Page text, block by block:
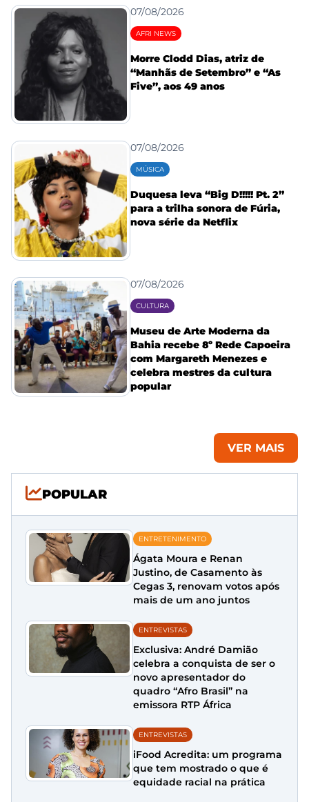
07/08/2026
AFRI NEWS
Morre Clodd Dias, atriz de
“Manhãs de Setembro” e “As
Five”, aos 49 anos
07/08/2026
MÚSICA
Duquesa leva “Big D!!!!! Pt. 2”
para a trilha sonora de Fúria,
nova série da Netflix
07/08/2026
CULTURA
Museu de Arte Moderna da
Bahia recebe 8º Rede Capoeira
com Margareth Menezes e
celebra mestres da cultura
popular
VER MAIS
POPULAR
ENTRETENIMENTO
Ágata Moura e Renan
Justino, de Casamento às
Cegas 3, renovam votos após
mais de um ano juntos
ENTREVISTAS
Exclusiva: André Damião
celebra a conquista de ser o
novo apresentador do
quadro “Afro Brasil” na
emissora RTP África
ENTREVISTAS
iFood Acredita: um programa
que tem mostrado o que é
equidade racial na prática